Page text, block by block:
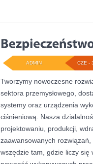
CZE -
ADMIN
Tworzymy nowoczesne
sektora przemysłowego,
systemy oraz urządzenia
ciśnieniową. Nasza
projektowaniu, produkcji,
zaawansowanych
wszędzie tam, gdzie liczy się